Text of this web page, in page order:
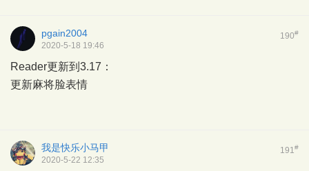
190#
pgain2004
2020-5-18 19:46
Reader更新到3.17：
更新麻将脸表情
191#
我是快乐小马甲
2020-5-22 12:35